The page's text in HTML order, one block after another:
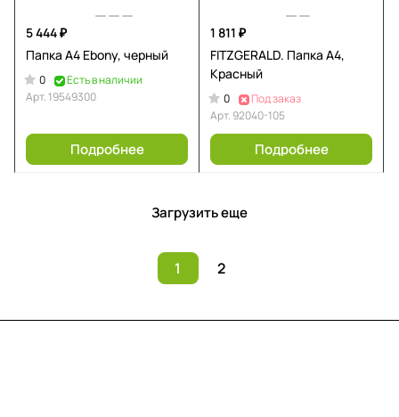
5 444 ₽
Папка А4 Ebony, черный
0
Есть в наличии
Арт. 19549300
Подробнее
1 811 ₽
FITZGERALD. Папка A4,
Красный
0
Под заказ
Арт. 92040-105
Подробнее
Загрузить еще
1 2